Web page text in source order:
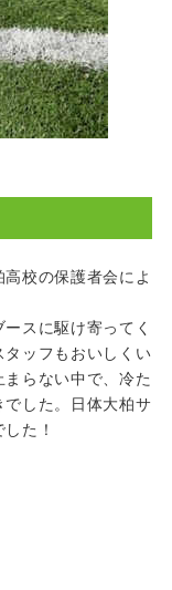
校の保護者会によ
スに駆け寄ってく
ッフもおいしくい
らない中で、冷た
した。日体大柏サ
た！